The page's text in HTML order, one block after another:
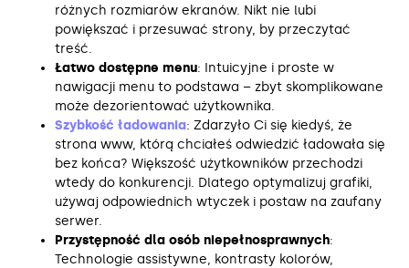
różnych rozmiarów ekranów. Nikt nie lubi
powiększać i przesuwać strony, by przeczytać
treść.
Łatwo dostępne menu: Intuicyjne i proste w
nawigacji menu to podstawa – zbyt skomplikowane
może dezorientować użytkownika.
Szybkość ładowania: Zdarzyło Ci się kiedyś, że
strona www, którą chciałeś odwiedzić ładowała się
bez końca? Większość użytkowników przechodzi
wtedy do konkurencji. Dlatego optymalizuj grafiki,
używaj odpowiednich wtyczek i postaw na zaufany
serwer.
Przystępność dla osób niepełnosprawnych:
Technologie assistywne, kontrasty kolorów,